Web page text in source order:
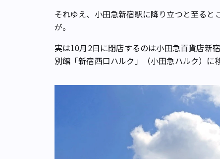
それゆえ、小田急新宿駅に降り立つと至る
が。
実は10月2日に閉店するのは小田急百貨店新
別館「新宿西口ハルク」（小田急ハルク）に